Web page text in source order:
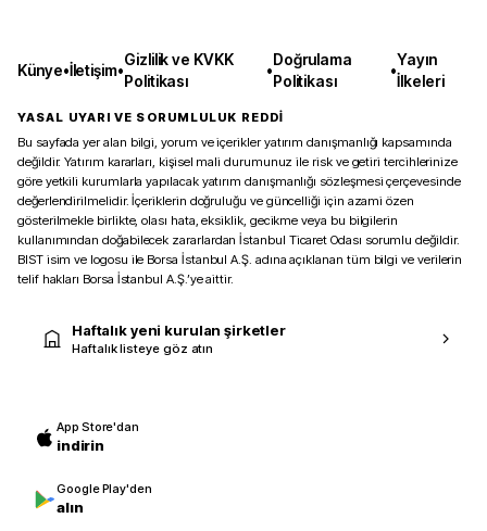
Künye•İletişim•
Gizlilik ve KVKK
Politikası
•
Doğrulama
Politikası
•
Yayın
İlkeleri
YASAL UYARI VE SORUMLULUK REDDİ
Bu sayfada yer alan bilgi, yorum ve içerikler yatırım danışmanlığı kapsamında
değildir. Yatırım kararları, kişisel mali durumunuz ile risk ve getiri tercihlerinize
göre yetkili kurumlarla yapılacak yatırım danışmanlığı sözleşmesi çerçevesinde
değerlendirilmelidir. İçeriklerin doğruluğu ve güncelliği için azami özen
gösterilmekle birlikte, olası hata, eksiklik, gecikme veya bu bilgilerin
kullanımından doğabilecek zararlardan İstanbul Ticaret Odası sorumlu değildir.
BIST isim ve logosu ile Borsa İstanbul A.Ş. adına açıklanan tüm bilgi ve verilerin
telif hakları Borsa İstanbul A.Ş.’ye aittir.
Haftalık yeni kurulan şirketler
Haftalık listeye göz atın
App Store'dan
indirin
Google Play'den
alın